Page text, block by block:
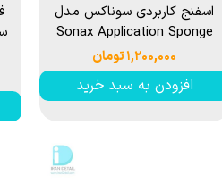
اسفنج کاربردی سوناکس مدل
Sonax Application Sponge
۱,۲۰۰,۰۰۰ تومان
افزودن به سبد خرید